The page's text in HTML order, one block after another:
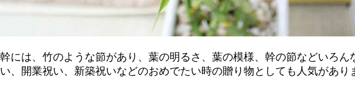
幹には、竹のような節があり、葉の明るさ、葉の模様、幹の節などいろ
い、開業祝い、新築祝いなどのおめでたい時の贈り物としても人気があ